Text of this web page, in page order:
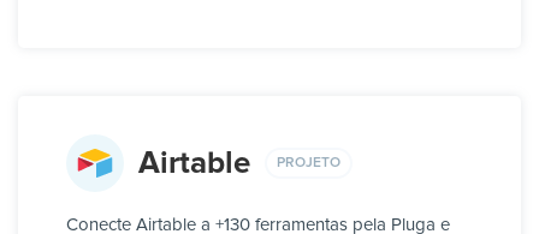
Airtable PROJETO
Conecte Airtable a +130 ferramentas pela Pluga e